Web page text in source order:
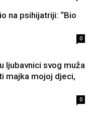
na psihijatriji: “Bio
0
ljubavnici svog muža
majka mojoj djeci,
0